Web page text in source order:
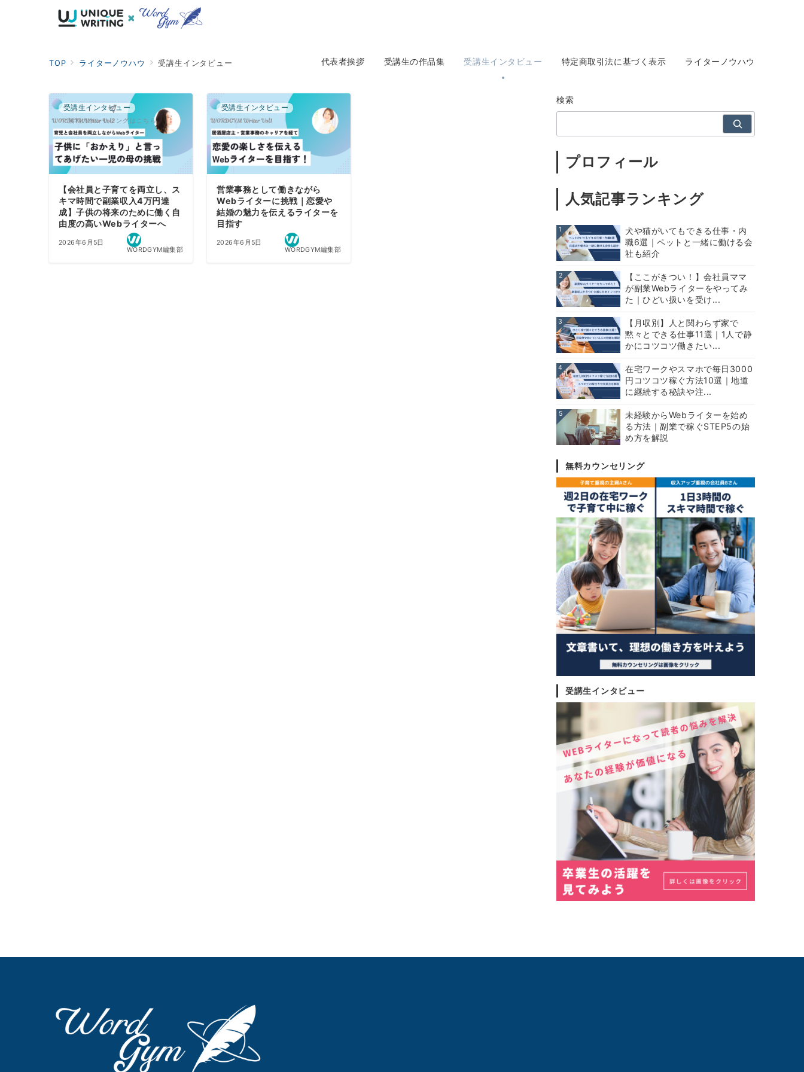
代表者挨拶 受講生の作品集 受講生インタビュー 特定商取引法に基づく表示 ライターノウハウ
無料カウンセリングはこちら
TOP ライターノウハウ 受講生インタビュー
受講生インタビュー
【会社員と子育てを両立し、ス
キマ時間で副業収入4万円達
成】子供の将来のために働く自
由度の高いWebライターへ
2026年6月5日
WORDGYM編集部
受講生インタビュー
営業事務として働きながら
Webライターに挑戦｜恋愛や
結婚の魅力を伝えるライターを
目指す
2026年6月5日
WORDGYM編集部
検索
プロフィール
人気記事ランキング
1
犬や猫がいてもできる仕事・内
職6選｜ペットと一緒に働ける会
社も紹介
2
【ここがきつい！】会社員ママ
が副業Webライターをやってみ
た｜ひどい扱いを受け...
3
【月収別】人と関わらず家で
黙々とできる仕事11選｜1人で静
かにコツコツ働きたい...
4
在宅ワークやスマホで毎日3000
円コツコツ稼ぐ方法10選｜地道
に継続する秘訣や注...
5
未経験からWebライターを始め
る方法｜副業で稼ぐSTEP5の始
め方を解説
無料カウンセリング
受講生インタビュー